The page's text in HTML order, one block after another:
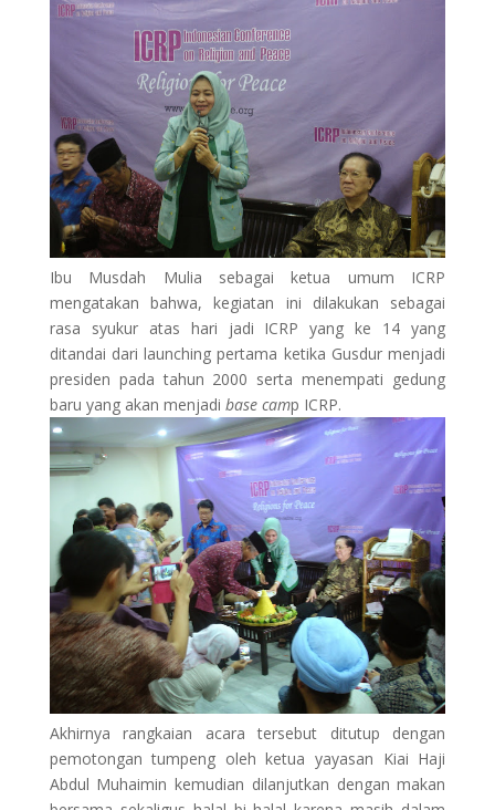
Ibu Musdah Mulia sebagai ketua umum ICRP
mengatakan bahwa, kegiatan ini dilakukan sebagai
rasa syukur atas hari jadi ICRP yang ke 14 yang
ditandai dari launching pertama ketika Gusdur menjadi
presiden pada tahun 2000 serta menempati gedung
baru yang akan menjadi base camp ICRP.
Akhirnya rangkaian acara tersebut ditutup dengan
pemotongan tumpeng oleh ketua yayasan Kiai Haji
Abdul Muhaimin kemudian dilanjutkan dengan makan